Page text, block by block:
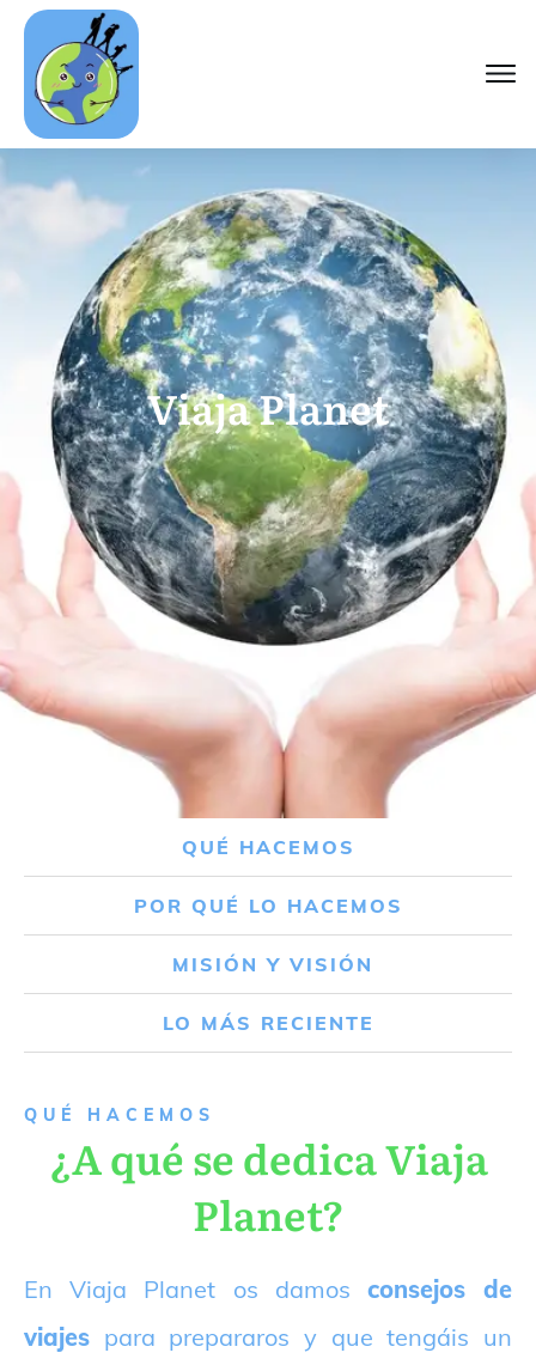
Viaja Planet
QUÉ HACEMOS
POR QUÉ LO HACEMOS
MISIÓN Y VISIÓN
LO MÁS RECIENTE
QUÉ HACEMOS
¿A qué se dedica Viaja
Planet?
En Viaja Planet os damos consejos de
viajes para prepararos y que tengáis un